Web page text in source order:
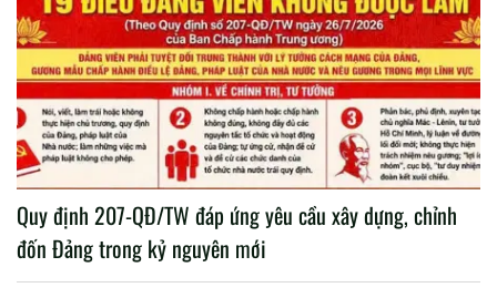
Quy định 207-QĐ/TW đáp ứng yêu cầu xây dựng, chỉnh
đốn Đảng trong kỷ nguyên mới